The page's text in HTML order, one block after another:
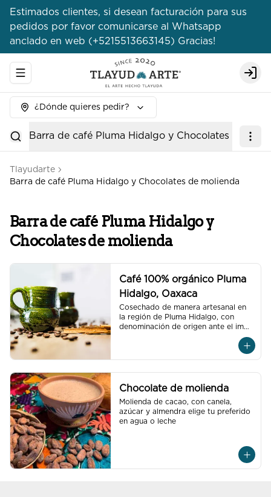
Estimados clientes, si desean facturación para sus
pedidos por favor comunicarse al Whatsapp
anclado en web (+5215513663145) Gracias!
Abrir menu de navegación
¿Dónde quieres pedir?
Barra de café Pluma Hidalgo y Chocolates de
Tlayudarte
Barra de café Pluma Hidalgo y Chocolates de molienda
Barra de café Pluma Hidalgo y
Chocolates de molienda
Café 100% orgánico Pluma
Hidalgo, Oaxaca
Cosechado de manera artesanal en
la región de Pluma Hidalgo, con
denominación de origen ante el impi,
Chocolate de molienda
Molienda de cacao, con canela,
azúcar y almendra elige tu preferido
en agua o leche